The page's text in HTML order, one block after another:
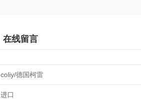
在线留言
coliy/德国柯雷
进口